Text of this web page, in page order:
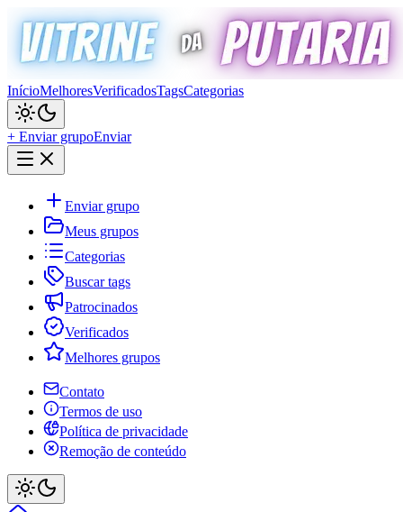
InícioMelhoresVerificadosTagsCategorias
+ Enviar grupoEnviar
Enviar grupo
Meus grupos
Categorias
Buscar tags
Patrocinados
Verificados
Melhores grupos
Contato
Termos de uso
Política de privacidade
Remoção de conteúdo